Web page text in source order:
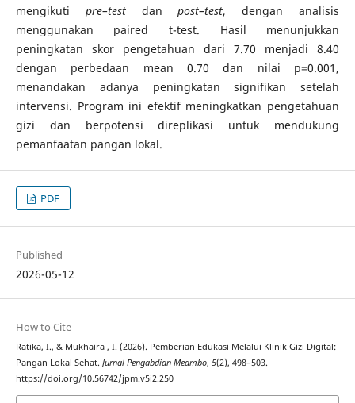
mengikuti pre–testdanpost–test, dengan analisis
menggunakan paired t-test. Hasil menunjukkan
peningkatan skor pengetahuan dari 7.70 menjadi 8.40
dengan perbedaan mean 0.70 dan nilai p=0.001,
menandakan adanya peningkatan signifikan setelah
intervensi. Program ini efektif meningkatkan pengetahuan
gizi dan berpotensi direplikasi untuk mendukung
pemanfaatan pangan lokal.
PDF
Published
2026-05-12
How to Cite
Ratika, I., & Mukhaira , I. (2026). Pemberian Edukasi Melalui Klinik Gizi Digital:
Pangan Lokal Sehat. Jurnal Pengabdian Meambo, 5(2), 498–503.
https://doi.org/10.56742/jpm.v5i2.250